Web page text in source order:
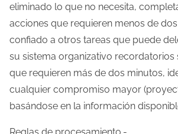
eliminado lo que no necesita,
acciones que requieren menos de
confiado a otros tareas que puede
su sistema organizativo recordatorios
que requieren más de dos minutos,
cualquier compromiso mayor
basándose en la información
Reglas de procesamiento.-